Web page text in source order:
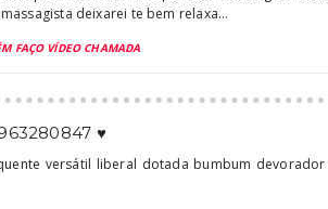
deixarei te bem relaxa...
FAÇO VÍDEO CHAMADA
♥️
versátil liberal dotada bumbum